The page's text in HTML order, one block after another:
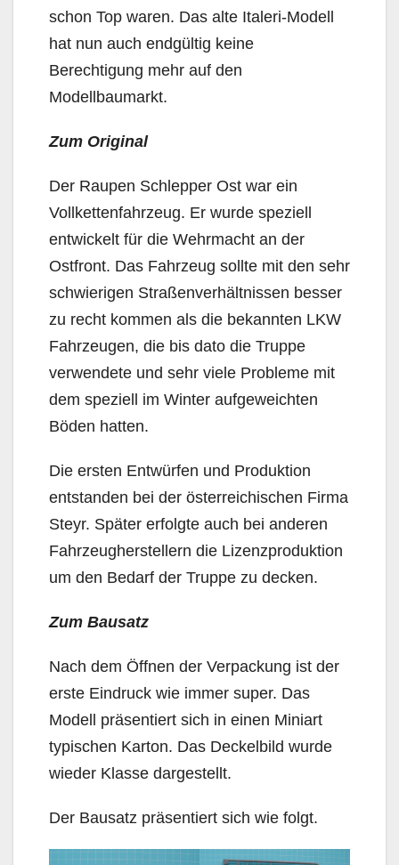
schon Top waren. Das alte Italeri-Modell
hat nun auch endgültig keine
Berechtigung mehr auf den
Modellbaumarkt.
Zum Original
Der Raupen Schlepper Ost war ein
Vollkettenfahrzeug. Er wurde speziell
entwickelt für die Wehrmacht an der
Ostfront. Das Fahrzeug sollte mit den sehr
schwierigen Straßenverhältnissen besser
zu recht kommen als die bekannten LKW
Fahrzeugen, die bis dato die Truppe
verwendete und sehr viele Probleme mit
dem speziell im Winter aufgeweichten
Böden hatten.
Die ersten Entwürfen und Produktion
entstanden bei der österreichischen Firma
Steyr. Später erfolgte auch bei anderen
Fahrzeugherstellern die Lizenzproduktion
um den Bedarf der Truppe zu decken.
Zum Bausatz
Nach dem Öffnen der Verpackung ist der
erste Eindruck wie immer super. Das
Modell präsentiert sich in einen Miniart
typischen Karton. Das Deckelbild wurde
wieder Klasse dargestellt.
Der Bausatz präsentiert sich wie folgt.